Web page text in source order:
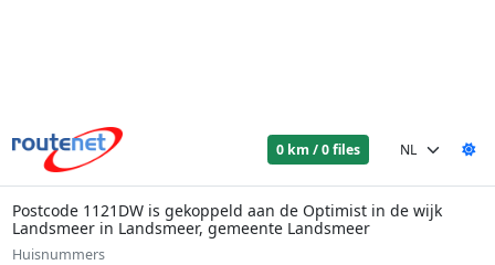
0 km / 0 files
Postcode 1121DW is gekoppeld aan de Optimist in de wijk
Landsmeer in Landsmeer, gemeente Landsmeer
Huisnummers